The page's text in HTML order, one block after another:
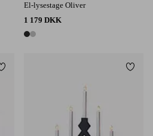
El-lysestage Oliver
1 179 DKK
2 farver
Tilføj til favoritter